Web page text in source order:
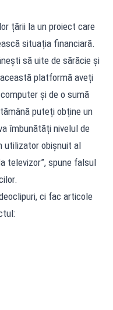
țării la un proiect care
situația financiară.
să uite de sărăcie și
platformă aveți
și de o sumă
puteți obține un
îmbunătăți nivelul de
utilizator obișnuit al
televizor”, spune falsul
ci fac articole